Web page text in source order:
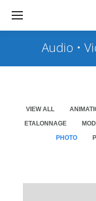
Audio •
VIEW ALL
ETALONNAGE
PHOTO